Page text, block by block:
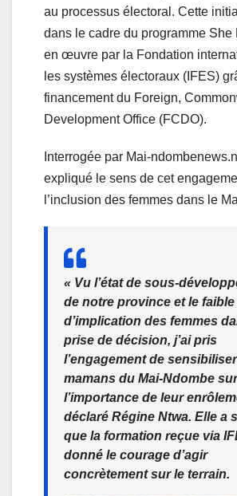
au processus électoral. Cette
dans le cadre du programme She
en œuvre par la Fondation
les systèmes électoraux (IFES)
financement du Foreign,
Development Office (FCDO).
Interrogée par Mai-
expliqué le sens de cet
l’inclusion des femmes dans le
« Vu l’état de sous-
de notre province et le
d’implication des femmes
prise de décision, j’ai pris
l’engagement de
mamans du Mai-Ndombe sur
l’importance de leur
déclaré Régine Ntwa. Elle a
que la formation reçue via
donné le courage d’agir
concrètement sur le terrain.